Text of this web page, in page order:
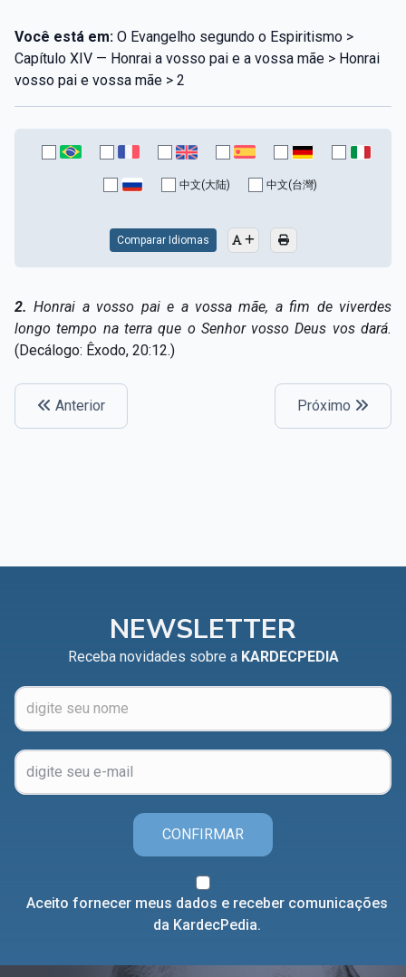
Capítulo XII — Amai os vossos inimigos
Capítulo XIII — Não saiba a vossa mão esquerda o
que dê a vossa mão direita
Capítulo XIV — Honrai a vosso pai e a vossa mãe
Capítulo XV — Fora da caridade não há salvação
Capítulo XVIII — Muitos os chamados, poucos os
escolhidos
▸
Capítulo XX — Os trabalhadores da última hora
Capítulo XXV — Buscai e achareis
gratuitamente recebestes
▸
Capítulo XXVII — Pedi e obtereis ▸
Capítulo XXVIII — Coletânea de preces espíritas
Você está em: O Evangelho segundo o Espiritismo >
Capítulo XIV — Honrai a vosso pai e a vossa mãe > Honrai
vosso pai e vossa mãe > 2
中文(大陆) 中文(台灣)
Comparar Idiomas
2.Honrai a vosso pai e a vossa mãe, a fim de viverdes
longo tempo na terra que o Senhor vosso Deus vos dará.
(Decálogo: Êxodo, 20:12.)
Anterior Próximo
NEWSLETTER
Receba novidades sobre a KARDECPEDIA
CONFIRMAR
Aceito fornecer meus dados e receber comunicações
da KardecPedia.